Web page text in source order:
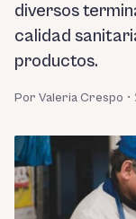
diversos
calidad
productos.
Por Valeria Crespo •